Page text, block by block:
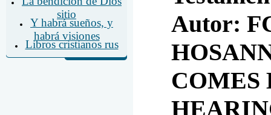
sitio
Y habrá sueños, y
habrá visiones
Libros cristianos rus
Autor:
COMES